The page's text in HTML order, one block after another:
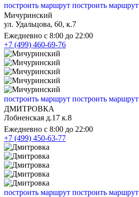
построить маршрут построить маршрут
Мичуринский
ул. Удальцова, 60, к.7
Ежедневно с 8:00 до 22:00
+7 (499) 460-69-76
построить маршрут построить маршрут
ДМИТРОВКА
Лобненская д.17 к.8
Ежедневно с 8:00 до 22:00
+7 (499) 450-63-77
построить маршрут построить маршрут